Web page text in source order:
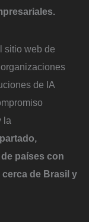
sitio web de
de IA
la
países con
de Brasil y